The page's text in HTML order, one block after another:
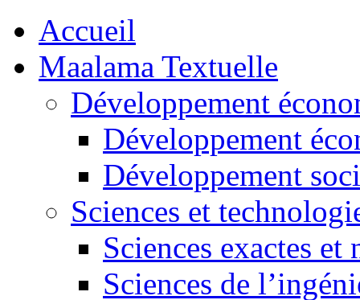
Accueil
Maalama Textuelle
Développement
Développement
Développement
Sciences et
Sciences exactes et
Sciences de